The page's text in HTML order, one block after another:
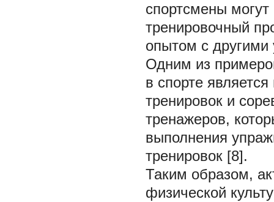
спортсмены
тренировочный
опытом с другими
Одним из
в спорте
тренировок и
тренажеров,
выполнения
тренировок [8].
Таким образом,
физической